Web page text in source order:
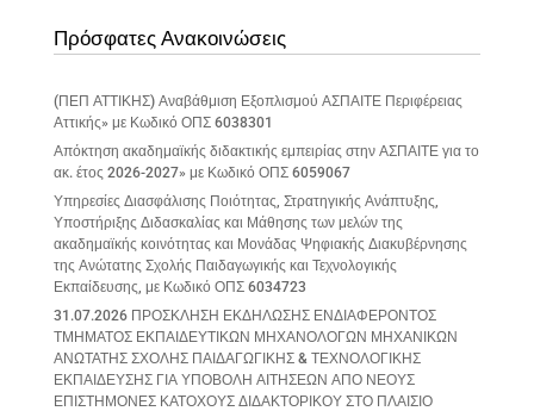
Πρόσφατες Ανακοινώσεις
(ΠΕΠ ΑΤΤΙΚΗΣ) Αναβάθμιση Εξοπλισμού ΑΣΠΑΙΤΕ Περιφέρειας
Αττικής» με Κωδικό ΟΠΣ 6038301
Απόκτηση ακαδημαϊκής διδακτικής εμπειρίας στην ΑΣΠΑΙΤΕ για το
ακ. έτος 2026-2027» με Κωδικό ΟΠΣ 6059067
Υπηρεσίες Διασφάλισης Ποιότητας, Στρατηγικής Ανάπτυξης,
Υποστήριξης Διδασκαλίας και Μάθησης των μελών της
ακαδημαϊκής κοινότητας και Μονάδας Ψηφιακής Διακυβέρνησης
της Ανώτατης Σχολής Παιδαγωγικής και Τεχνολογικής
Εκπαίδευσης, με Κωδικό ΟΠΣ 6034723
31.07.2026 ΠΡΟΣΚΛΗΣΗ ΕΚΔΗΛΩΣΗΣ ΕΝΔΙΑΦΕΡΟΝΤΟΣ
ΤΜΗΜΑΤΟΣ ΕΚΠΑΙΔΕΥΤΙΚΩΝ ΜΗΧΑΝΟΛΟΓΩΝ ΜΗΧΑΝΙΚΩΝ
ΑΝΩΤΑΤΗΣ ΣΧΟΛΗΣ ΠΑΙΔΑΓΩΓΙΚΗΣ & ΤΕΧΝΟΛΟΓΙΚΗΣ
ΕΚΠΑΙΔΕΥΣΗΣ ΓΙΑ ΥΠΟΒΟΛΗ ΑΙΤΗΣΕΩΝ ΑΠΟ ΝΕΟΥΣ
ΕΠΙΣΤΗΜΟΝΕΣ ΚΑΤΟΧΟΥΣ ΔΙΔΑΚΤΟΡΙΚΟΥ ΣΤΟ ΠΛΑΙΣΙΟ